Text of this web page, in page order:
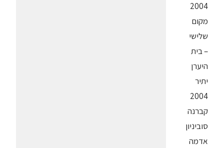
2004
מקום
שלישי
– בית
היערן
יתיר
2004
קברנה
סוביניון
אדמה